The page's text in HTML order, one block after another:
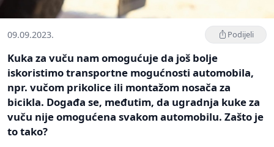
09.09.2023. Podijeli
Kuka za vuču nam omogućuje da još bolje
iskoristimo transportne mogućnosti automobila,
npr. vučom prikolice ili montažom nosača za
bicikla. Događa se, međutim, da ugradnja kuke za
vuču nije omogućena svakom automobilu. Zašto je
to tako?